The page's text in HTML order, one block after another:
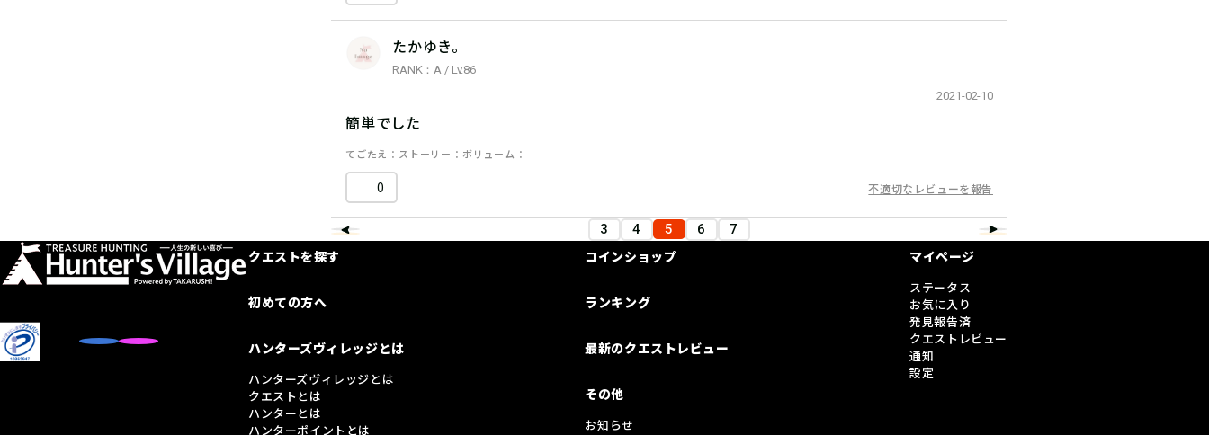
たかゆき。
RANK：A / Lv.86
2021-02-10
簡単でした
てごたえ ストーリー ボリューム
0 不適切なレビューを報告
3 4 5 6 7
クエストを探す
初めての方へ
ハンターズヴィレッジとは
ハンターズヴィレッジとは
クエストとは
ハンターとは
ハンターポイントとは
コインショップ
ランキング
最新のクエストレビュー
その他
お知らせ
マイページ
ステータス
お気に入り
発見報告済
クエストレビュー
通知
設定